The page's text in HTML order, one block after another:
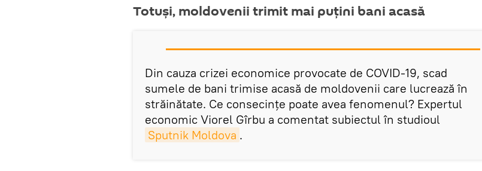
Totuși, moldovenii trimit mai puțini bani acasă
Din cauza crizei economice provocate de COVID-19, scad
sumele de bani trimise acasă de moldovenii care lucrează în
străinătate. Ce consecințe poate avea fenomenul? Expertul
economic Viorel Gîrbu a comentat subiectul în studioul
Sputnik Moldova .